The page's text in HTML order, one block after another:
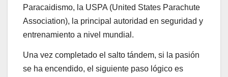
Paracaidismo, la USPA (United States Parachute
Association), la principal autoridad en seguridad y
entrenamiento a nivel mundial.
Una vez completado el salto tándem, si la pasión
se ha encendido, el siguiente paso lógico es